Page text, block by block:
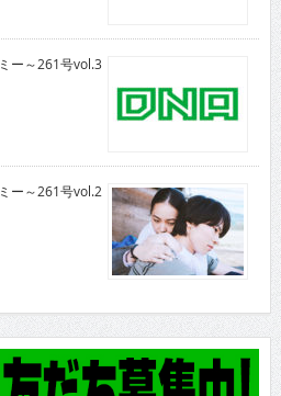
ー～261号vol.3
ー～261号vol.2